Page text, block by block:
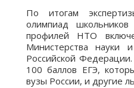
По итогам
олимпиад
профилей НТО
Министерства науки
Российской
100 баллов ЕГЭ,
вузы России, и другие